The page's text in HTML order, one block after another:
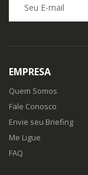
EMPRESA
Quem Somos
Fale Conosco
Envie seu Briefing
Me Ligue
FAQ